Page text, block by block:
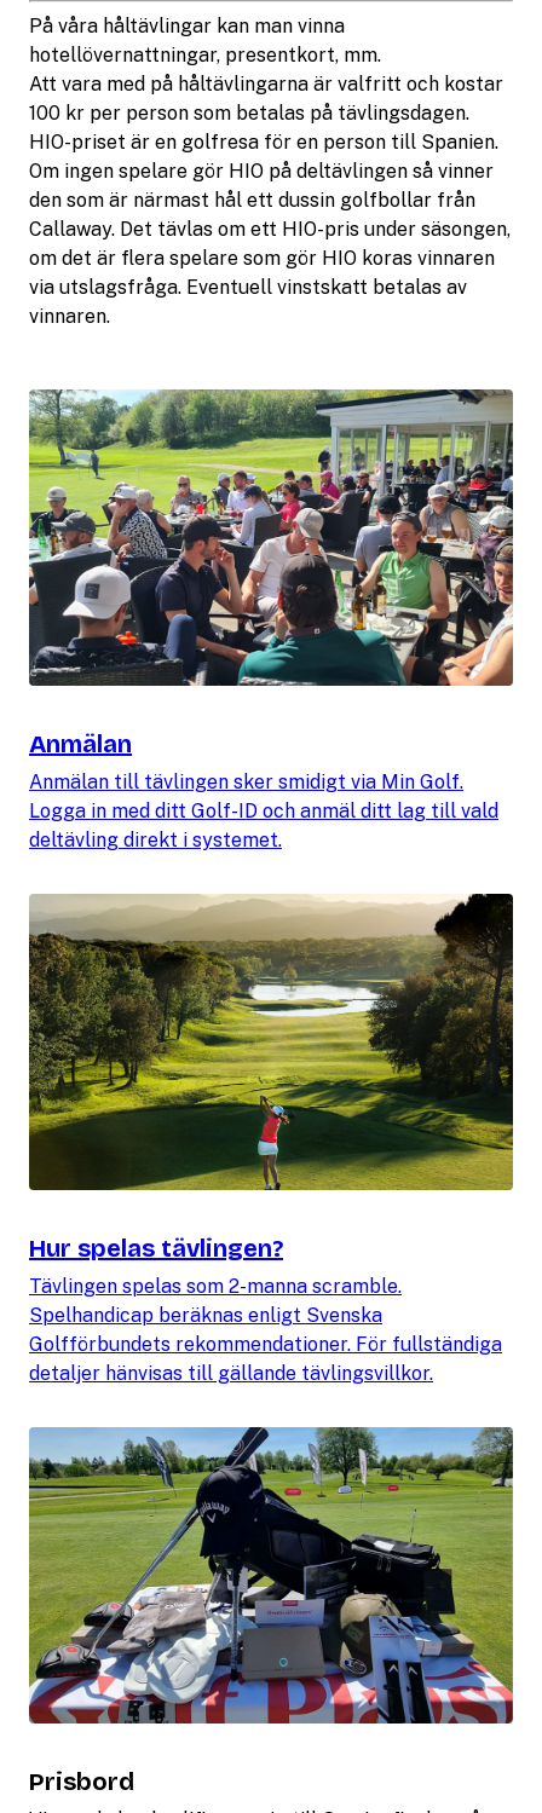
På våra håltävlingar kan man vinna
hotellövernattningar, presentkort, mm.
Att vara med på håltävlingarna är valfritt och kostar
100 kr per person som betalas på tävlingsdagen.
HIO-priset är en golfresa för en person till Spanien.
Om ingen spelare gör HIO på deltävlingen så vinner
den som är närmast hål ett dussin golfbollar från
Callaway. Det tävlas om ett HIO-pris under säsongen,
om det är flera spelare som gör HIO koras vinnaren
via utslagsfråga. Eventuell vinstskatt betalas av
vinnaren.
Anmälan
Anmälan till tävlingen sker smidigt via Min Golf.
Logga in med ditt Golf-ID och anmäl ditt lag till vald
deltävling direkt i systemet.
Hur spelas tävlingen?
Tävlingen spelas som 2-manna scramble.
Spelhandicap beräknas enligt Svenska
Golfförbundets rekommendationer. För fullständiga
detaljer hänvisas till gällande tävlingsvillkor.
Prisbord